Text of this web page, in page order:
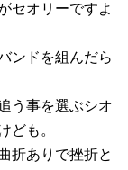
セオリーですよ
ンドを組んだら
う事を選ぶシオ
ども。
折ありで挫折と